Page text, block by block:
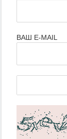
ВАШ E-MAIL